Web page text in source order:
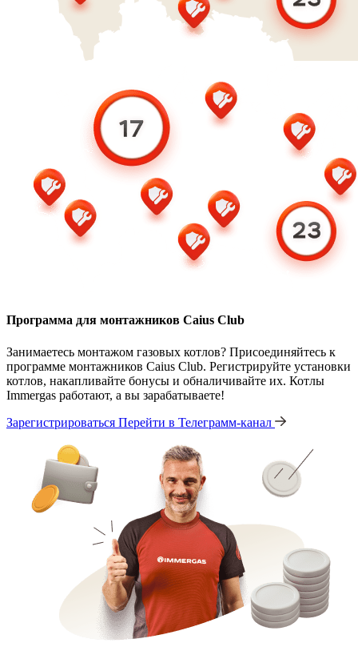
Программа для монтажников Caius Club
Занимаетесь монтажом газовых котлов? Присоединяйтесь к
программе монтажников Caius Club. Регистрируйте установки
котлов, накапливайте бонусы и обналичивайте их. Котлы
Immergas работают, а вы зарабатываете!
Зарегистрироваться Перейти в Телеграмм-канал